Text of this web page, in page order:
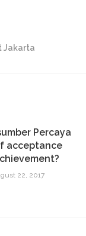
Jakarta
Percaya
22, 2017